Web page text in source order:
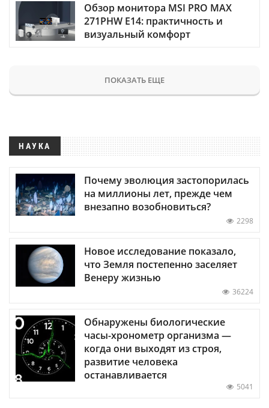
Обзор монитора MSI PRO MAX
271PHW E14: практичность и
визуальный комфорт
ПОКАЗАТЬ ЕЩЕ
НАУКА
Почему эволюция застопорилась
на миллионы лет, прежде чем
внезапно возобновиться?
2298
Новое исследование показало,
что Земля постепенно заселяет
Венеру жизнью
36224
Обнаружены биологические
часы-хронометр организма —
когда они выходят из строя,
развитие человека
останавливается
5041